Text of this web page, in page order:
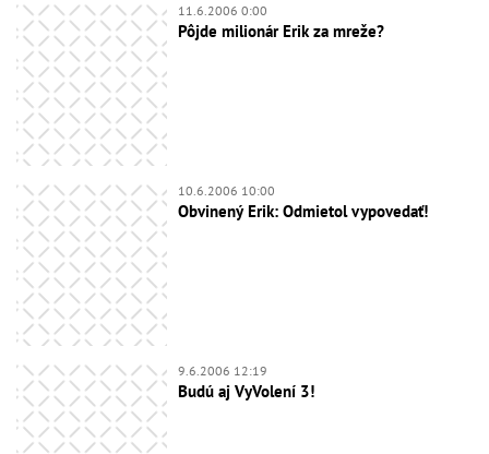
11.6.2006 0:00
Pôjde milionár Erik za mreže?
10.6.2006 10:00
Obvinený Erik: Odmietol vypovedať!
9.6.2006 12:19
Budú aj VyVolení 3!